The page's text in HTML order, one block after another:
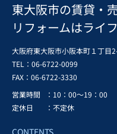
東大阪市の賃貸・
リフォームはライ
大阪府東大阪市小阪本町１丁目
TEL：06-6722-0099
FAX： 06-6722-3330
営業時間
：10：00～19：00
定休日
：不定休
CONTENTS